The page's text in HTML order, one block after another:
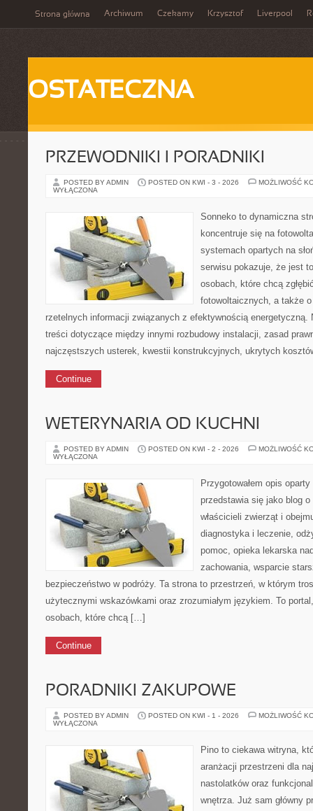
Strona główna Archiwum Czekamy Krzysztof Liverpool
OSTATECZNA
PRZEWODNIKI I PORADNIKI
POSTED BY ADMIN POSTED ON KWI - 3 - 2026
MOŻLIWOŚĆ
WYŁĄCZONA
Sonneko to dynamiczna
koncentruje się na
systemach opartych na
serwisu pokazuje, że jest
osobach, które chcą
fotowoltaicznych, a także
rzetelnych informacji związanych z efektywnością energetyczną.
treści dotyczące między innymi rozbudowy instalacji, zasad
najczęstszych usterek, kwestii konstrukcyjnych, ukrytych
Continue
WETERYNARIA OD KUCHNI
POSTED BY ADMIN POSTED ON KWI - 2 - 2026
MOŻLIWOŚĆ
WYŁĄCZONA
Przygotowałem opis
przedstawia się jako blog
właścicieli zwierząt i
diagnostyka i leczenie,
pomoc, opieka lekarska
zachowania, wsparcie
bezpieczeństwo w podróży. Ta strona to przestrzeń, w którym
użytecznymi wskazówkami oraz zrozumiałym językiem. To
osobach, które chcą […]
Continue
PORADNIKI ZAKUPOWE
POSTED BY ADMIN POSTED ON KWI - 1 - 2026
MOŻLIWOŚĆ
WYŁĄCZONA
Pino to ciekawa witryna,
aranżacji przestrzeni dla
nastolatków oraz
wnętrza. Już sam główny